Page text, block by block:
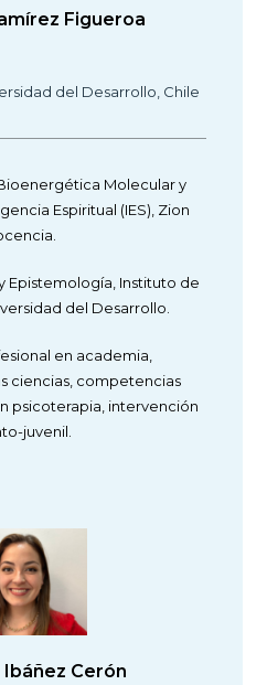
Figueroa
del Desarrollo, Chile
Molecular y
Espiritual (IES), Zion
Epistemología, Instituto de
del Desarrollo.
en academia,
ciencias, competencias
psicoterapia, intervención
juvenil.
Cerón